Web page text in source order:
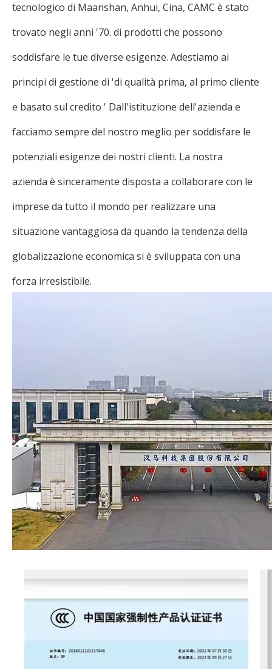
tecnologico di Maanshan, Anhui, Cina, CAMC è stato
trovato negli anni '70. di prodotti che possono
soddisfare le tue diverse esigenze. Adestiamo ai
principi di gestione di 'di qualità prima, al primo cliente
e basato sul credito ' Dall'istituzione dell'azienda e
facciamo sempre del nostro meglio per soddisfare le
potenziali esigenze dei nostri clienti. La nostra
azienda è sinceramente disposta a collaborare con le
imprese da tutto il mondo per realizzare una
situazione vantaggiosa da quando la tendenza della
globalizzazione economica si è sviluppata con una
forza irresistibile.